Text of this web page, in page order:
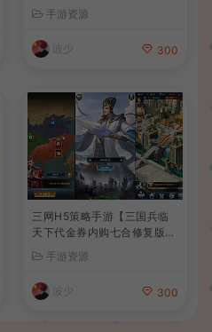
手工服务端+CDK授权后台
+安卓+详细搭建教程
手游资源
波少 300
三网H5策略手游【三国兵临
天下代金券内购七合修复版】
+Linux手工服务端+管理后台
+GM授权后台+简易安卓客户
端+详细搭建教程+视频教程
手游资源
波少 300